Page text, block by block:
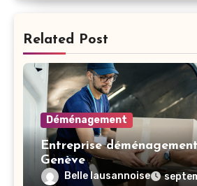
Related Post
Déménagement
Entreprise
Genève
Belle lausannoise